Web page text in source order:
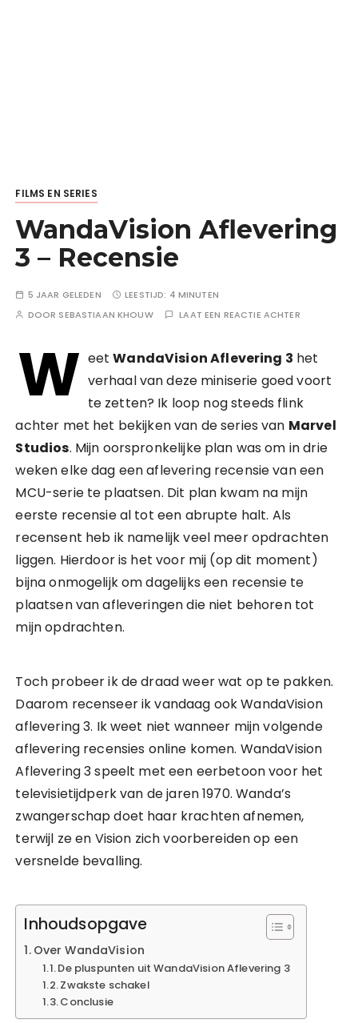
FILMS EN SERIES
WandaVision Aflevering
3 – Recensie
5 JAAR GELEDEN LEESTIJD: 4 MINUTEN
DOOR SEBASTIAAN KHOUW LAAT EEN REACTIE ACHTER
W eetWandaVision Aflevering 3 het
verhaal van deze miniserie goed voort
te zetten? Ik loop nog steeds flink
achter met het bekijken van de series van Marvel
Studios. Mijn oorspronkelijke plan was om in drie
weken elke dag een aflevering recensie van een
MCU-serie te plaatsen. Dit plan kwam na mijn
eerste recensie al tot een abrupte halt. Als
recensent heb ik namelijk veel meer opdrachten
liggen. Hierdoor is het voor mij (op dit moment)
bijna onmogelijk om dagelijks een recensie te
plaatsen van afleveringen die niet behoren tot
mijn opdrachten.
Toch probeer ik de draad weer wat op te pakken.
Daarom recenseer ik vandaag ook WandaVision
aflevering 3. Ik weet niet wanneer mijn volgende
aflevering recensies online komen. WandaVision
Aflevering 3 speelt met een eerbetoon voor het
televisietijdperk van de jaren 1970. Wanda’s
zwangerschap doet haar krachten afnemen,
terwijl ze en Vision zich voorbereiden op een
versnelde bevalling.
Inhoudsopgave
Over WandaVision
De pluspunten uit WandaVision Aflevering 3
Zwakste schakel
Conclusie